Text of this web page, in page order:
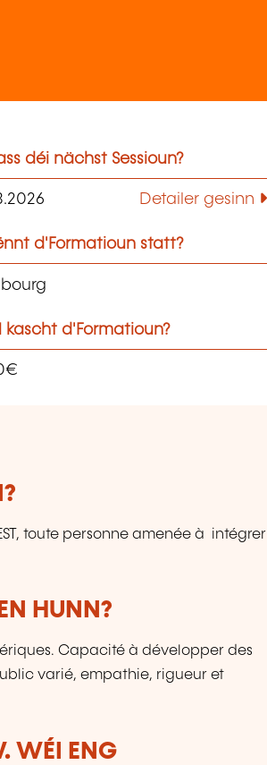
déi nächst Sessioun?
Detailer gesinn
d'Formatioun statt?
kascht d'Formatioun?
toute personne amenée à intégrer
HUNN?
Capacité à développer des
varié, empathie, rigueur et
WÉI ENG